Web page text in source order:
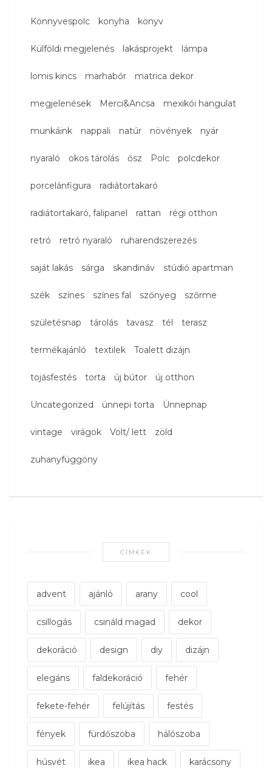
Könnyvespolc konyha könyv
Külföldi megjelenés lakásprojekt lámpa
lomis kincs marhabőr matrica dekor
megjelenések Merci&Ancsa mexikói hangulat
munkáink nappali natúr növények nyár
nyaraló okos tárolás ősz Polc polcdekor
porcelánfigura radiátortakaró
radiátortakaró, falipanel rattan régi otthon
retró retró nyaraló ruharendszerezés
saját lakás sárga skandináv stúdió apartman
szék színes színes fal szőnyeg szőrme
születésnap tárolás tavasz tél terasz
termékajánló textilek Toalett dizájn
tojásfestés torta új bútor új otthon
Uncategorized ünnepi torta Ünnepnap
vintage virágok Volt/ lett zöld
zuhanyfüggöny
CÍMKÉK
advent ajánló arany cool
csillogás csináld magad dekor
dekoráció design diy dizájn
elegáns faldekoráció fehér
fekete-fehér felújítás festés
fények fürdőszoba hálószoba
húsvét ikea ikea hack karácsony